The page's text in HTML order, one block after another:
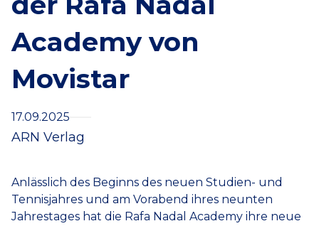
Academy von
Movistar
17.09.2025
ARN Verlag
Anlässlich des Beginns des neuen Studien- und
Tennisjahres und am Vorabend ihres neunten
Jahrestages hat die Rafa Nadal Academy ihre neue